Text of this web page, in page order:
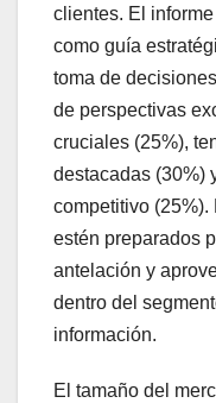
clientes. El
como guía
toma de
de perspectivas
cruciales (25%),
destacadas (30%)
competitivo
estén preparados
antelación y
dentro del
información.
El tamaño del